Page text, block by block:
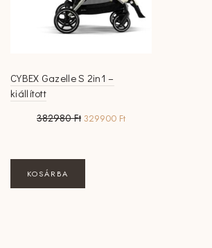
CYBEX Gazelle S 2in1 –
kiállított
382980Ft Original
382980 Ft.
329900 FtCurrent
KOSÁRBA